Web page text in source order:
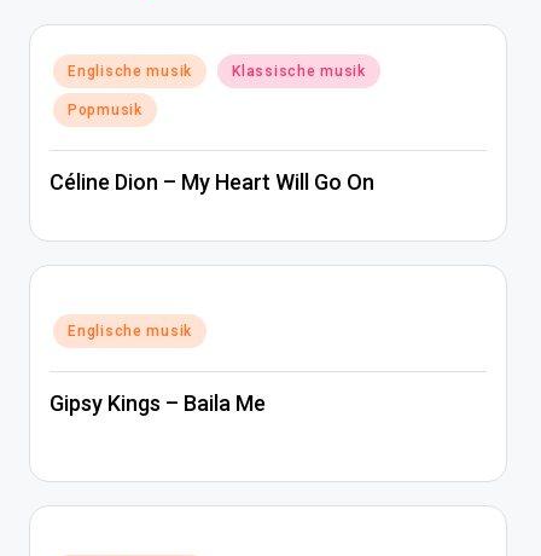
Posted
in
Englische musik Klassische musik
Popmusik
Céline Dion – My Heart Will Go On
Posted
in
Englische musik
Gipsy Kings – Baila Me